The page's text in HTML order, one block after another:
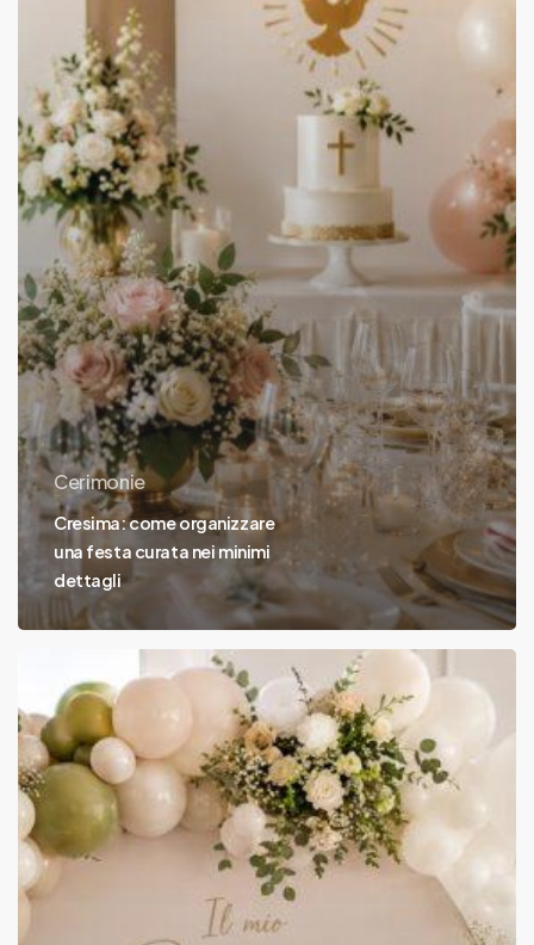
dettagli
Cerimonie
Cresima: come organizzare
una festa curata nei minimi
dettagli
Battesimo
con
palloncini
e
fiori:
idee